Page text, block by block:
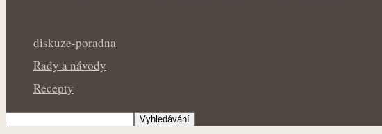
diskuze-poradna
Rady a návody
Recepty